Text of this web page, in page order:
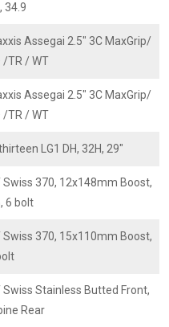
34.9
Assegai 2.5" 3C MaxGrip/
/TR / WT
Assegai 2.5" 3C MaxGrip/
/TR / WT
LG1 DH, 32H, 29"
Swiss 370, 12x148mm Boost,
6 bolt
Swiss 370, 15x110mm Boost,
Swiss Stainless Butted Front,
Rear